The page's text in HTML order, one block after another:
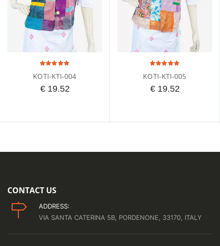
KOTI-KTI-004
€ 19.52
KOTI-KTI-005
€ 19.52
CONTACT US
ADDRESS:
VIA SANTA CATERINA 5B, PORDENONE, 33170, ITALY